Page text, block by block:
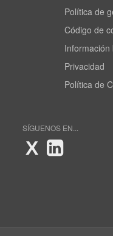
Política de
Código de
Privacidad
Política de
SÍGUENOS EN...
X